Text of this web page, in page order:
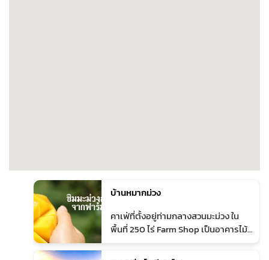
บ้านหมากม่วง
คาเฟ่ที่ตั้งอยู่ท่ามกลางสวนมะม่วง ใน
พื้นที่ 250 ไร่ Farm Shop เป็นอาคารไม้
สองชั้นกลางสวนมะม่วง มีสารพัดเมนู
อร่อยจากมะม่วง ท่ามกลางบรรยากาศ